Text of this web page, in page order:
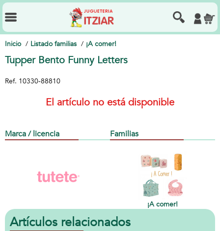
Inicio Listado familias ¡A comer!
Tupper Bento Funny Letters
Ref. 10330-88810
El artículo no está disponible
Marca / licencia Familias
¡A comer!
Artículos relacionados